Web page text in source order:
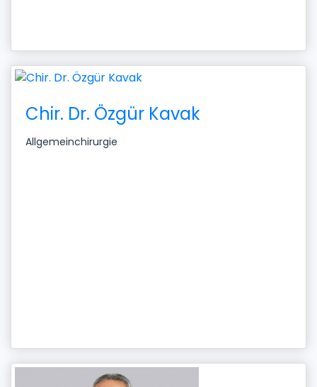
Chir. Dr. Özgür Kavak
Allgemeinchirurgie